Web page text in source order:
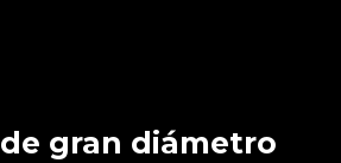
de gran diámetro